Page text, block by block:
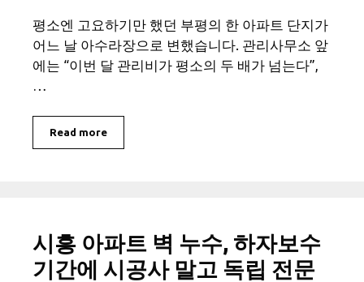
평소엔 고요하기만 했던 부평의 한 아파트 단지가
어느 날 아수라장으로 변했습니다. 관리사무소 앞
에는 “이번 달 관리비가 평소의 두 배가 넘는다”,
Read more
시흥 아파트 벽 누수, 하자보수
기간에 시공사 말고 독립 전문